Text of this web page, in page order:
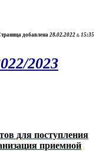
добавлена 28.02.2022 г. 15:35
2023
для поступления
приемной